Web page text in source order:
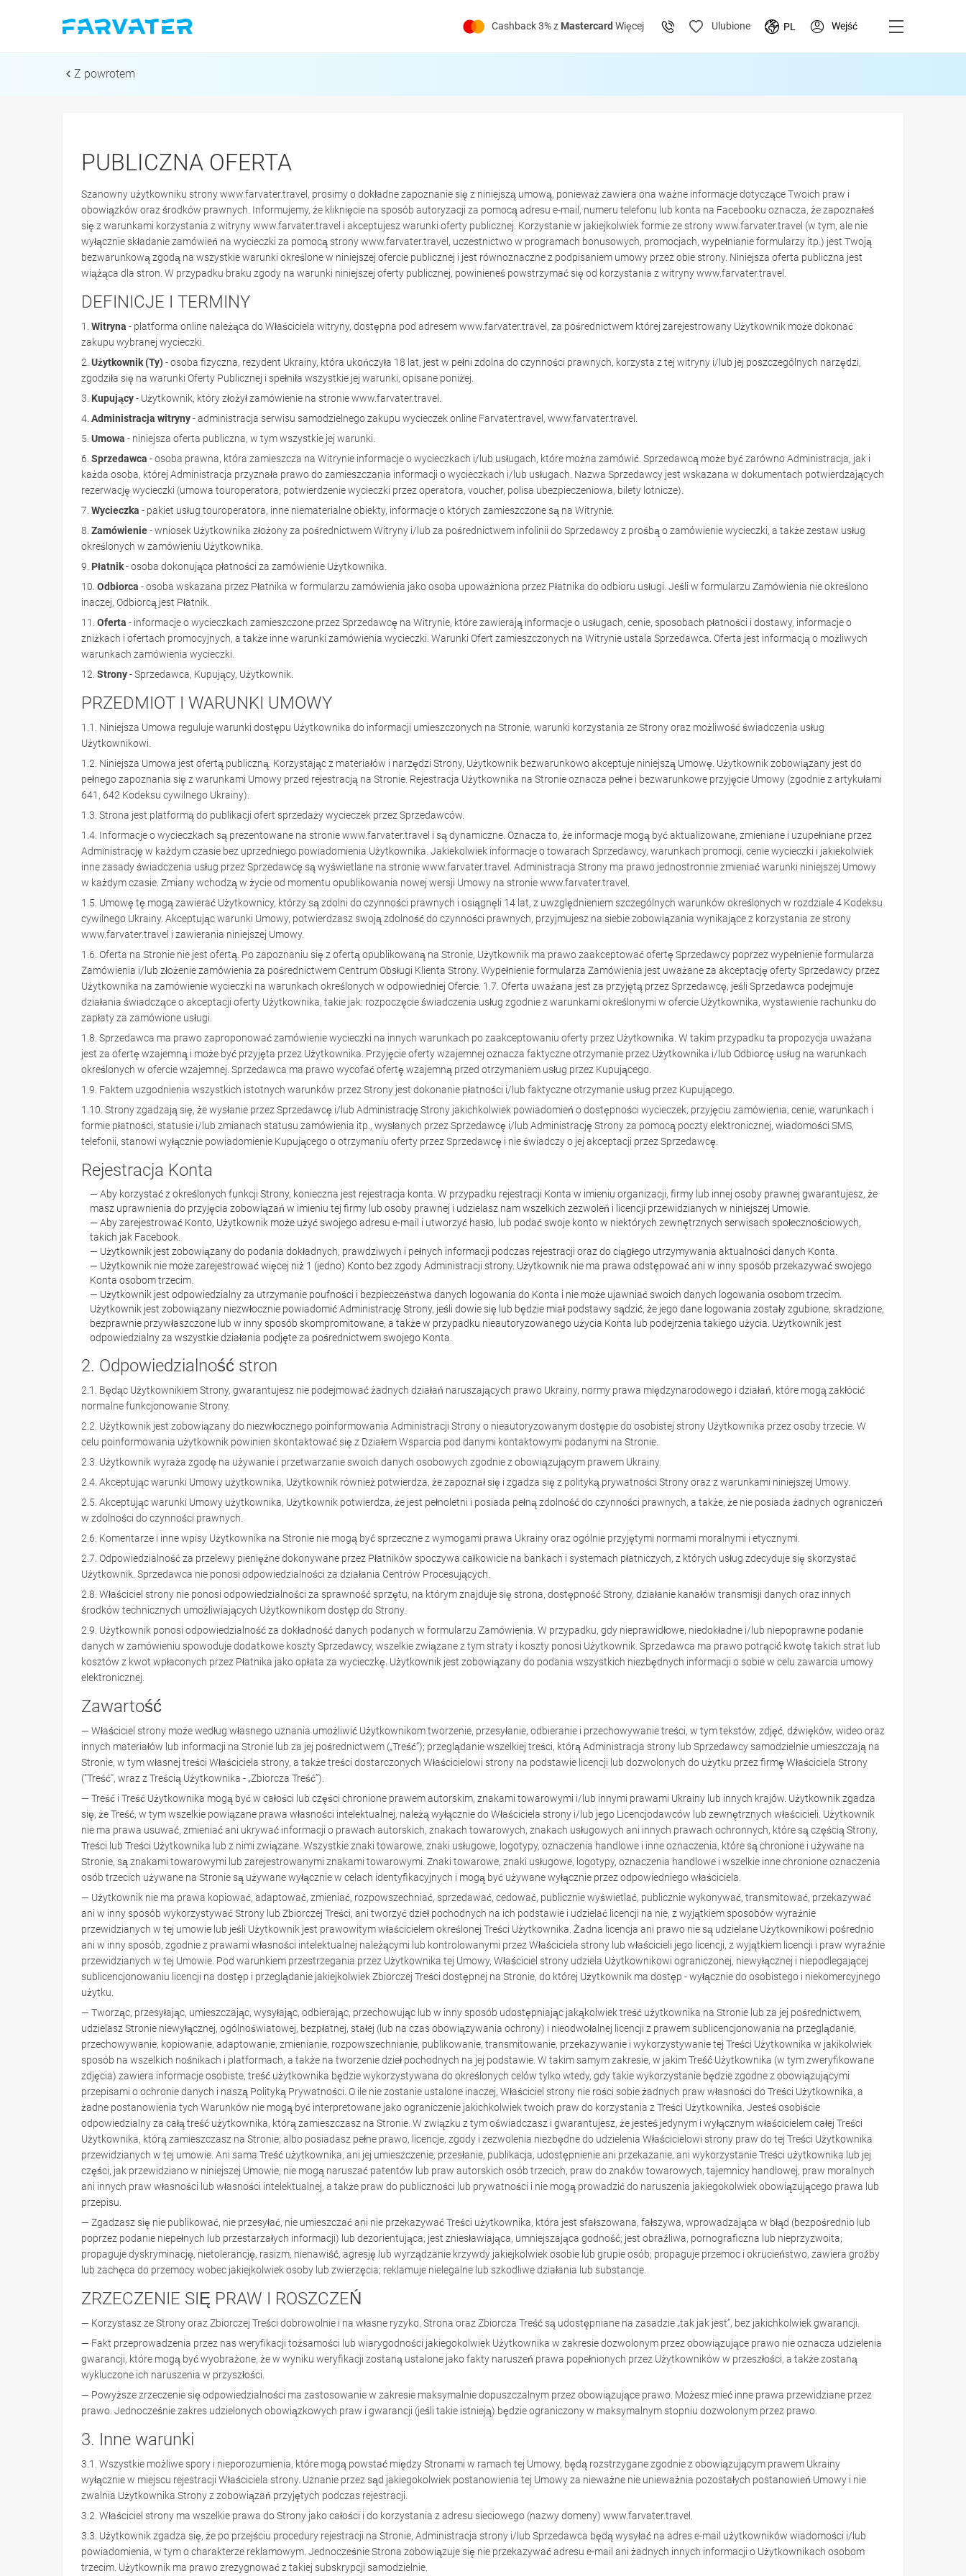
Cashback 3% z Mastercard Więcej Ulubione PL Wejść
Z powrotem
PUBLICZNA OFERTA
Szanowny użytkowniku strony www.farvater.travel, prosimy o dokładne zapoznanie się z niniejszą umową, ponieważ zawiera ona ważne informacje dotyczące Twoich praw i
obowiązków oraz środków prawnych. Informujemy, że kliknięcie na sposób autoryzacji za pomocą adresu e-mail, numeru telefonu lub konta na Facebooku oznacza, że zapoznałeś
się z warunkami korzystania z witryny www.farvater.travel i akceptujesz warunki oferty publicznej. Korzystanie w jakiejkolwiek formie ze strony www.farvater.travel (w tym, ale nie
wyłącznie składanie zamówień na wycieczki za pomocą strony www.farvater.travel, uczestnictwo w programach bonusowych, promocjach, wypełnianie formularzy itp.) jest Twoją
bezwarunkową zgodą na wszystkie warunki określone w niniejszej ofercie publicznej i jest równoznaczne z podpisaniem umowy przez obie strony. Niniejsza oferta publiczna jest
wiążąca dla stron. W przypadku braku zgody na warunki niniejszej oferty publicznej, powinieneś powstrzymać się od korzystania z witryny www.farvater.travel.
DEFINICJE I TERMINY
1. Witryna - platforma online należąca do Właściciela witryny, dostępna pod adresem www.farvater.travel, za pośrednictwem której zarejestrowany Użytkownik może dokonać
zakupu wybranej wycieczki.
2. Użytkownik (Ty)- osoba fizyczna, rezydent Ukrainy, która ukończyła 18 lat, jest w pełni zdolna do czynności prawnych, korzysta z tej witryny i/lub jej poszczególnych narzędzi,
zgodziła się na warunki Oferty Publicznej i spełniła wszystkie jej warunki, opisane poniżej.
3. Kupujący- Użytkownik, który złożył zamówienie na stronie www.farvater.travel.
4. Administracja witryny- administracja serwisu samodzielnego zakupu wycieczek online Farvater.travel, www.farvater.travel.
5. Umowa - niniejsza oferta publiczna, w tym wszystkie jej warunki.
6. Sprzedawca - osoba prawna, która zamieszcza na Witrynie informacje o wycieczkach i/lub usługach, które można zamówić. Sprzedawcą może być zarówno Administracja, jak i
każda osoba, której Administracja przyznała prawo do zamieszczania informacji o wycieczkach i/lub usługach. Nazwa Sprzedawcy jest wskazana w dokumentach potwierdzających
rezerwację wycieczki (umowa touroperatora, potwierdzenie wycieczki przez operatora, voucher, polisa ubezpieczeniowa, bilety lotnicze).
7. Wycieczka - pakiet usług touroperatora, inne niematerialne obiekty, informacje o których zamieszczone są na Witrynie.
8. Zamówienie- wniosek Użytkownika złożony za pośrednictwem Witryny i/lub za pośrednictwem infolinii do Sprzedawcy z prośbą o zamówienie wycieczki, a także zestaw usług
określonych w zamówieniu Użytkownika.
9. Płatnik- osoba dokonująca płatności za zamówienie Użytkownika.
10. Odbiorca - osoba wskazana przez Płatnika w formularzu zamówienia jako osoba upoważniona przez Płatnika do odbioru usługi. Jeśli w formularzu Zamówienia nie określono
inaczej, Odbiorcą jest Płatnik.
11. Oferta - informacje o wycieczkach zamieszczone przez Sprzedawcę na Witrynie, które zawierają informacje o usługach, cenie, sposobach płatności i dostawy, informacje o
zniżkach i ofertach promocyjnych, a także inne warunki zamówienia wycieczki. Warunki Ofert zamieszczonych na Witrynie ustala Sprzedawca. Oferta jest informacją o możliwych
warunkach zamówienia wycieczki.
12. Strony- Sprzedawca, Kupujący, Użytkownik.
PRZEDMIOT I WARUNKI UMOWY
1.1. Niniejsza Umowa reguluje warunki dostępu Użytkownika do informacji umieszczonych na Stronie, warunki korzystania ze Strony oraz możliwość świadczenia usług
Użytkownikowi.
1.2. Niniejsza Umowa jest ofertą publiczną. Korzystając z materiałów i narzędzi Strony, Użytkownik bezwarunkowo akceptuje niniejszą Umowę. Użytkownik zobowiązany jest do
pełnego zapoznania się z warunkami Umowy przed rejestracją na Stronie. Rejestracja Użytkownika na Stronie oznacza pełne i bezwarunkowe przyjęcie Umowy (zgodnie z artykułami
641, 642 Kodeksu cywilnego Ukrainy).
1.3. Strona jest platformą do publikacji ofert sprzedaży wycieczek przez Sprzedawców.
1.4. Informacje o wycieczkach są prezentowane na stronie www.farvater.travel i są dynamiczne. Oznacza to, że informacje mogą być aktualizowane, zmieniane i uzupełniane przez
Administrację w każdym czasie bez uprzedniego powiadomienia Użytkownika. Jakiekolwiek informacje o towarach Sprzedawcy, warunkach promocji, cenie wycieczki i jakiekolwiek
inne zasady świadczenia usług przez Sprzedawcę są wyświetlane na stronie www.farvater.travel. Administracja Strony ma prawo jednostronnie zmieniać warunki niniejszej Umowy
w każdym czasie. Zmiany wchodzą w życie od momentu opublikowania nowej wersji Umowy na stronie www.farvater.travel.
1.5. Umowę tę mogą zawierać Użytkownicy, którzy są zdolni do czynności prawnych i osiągnęli 14 lat, z uwzględnieniem szczególnych warunków określonych w rozdziale 4 Kodeksu
cywilnego Ukrainy. Akceptując warunki Umowy, potwierdzasz swoją zdolność do czynności prawnych, przyjmujesz na siebie zobowiązania wynikające z korzystania ze strony
www.farvater.travel i zawierania niniejszej Umowy.
1.6. Oferta na Stronie nie jest ofertą. Po zapoznaniu się z ofertą opublikowaną na Stronie, Użytkownik ma prawo zaakceptować ofertę Sprzedawcy poprzez wypełnienie formularza
Zamówienia i/lub złożenie zamówienia za pośrednictwem Centrum Obsługi Klienta Strony. Wypełnienie formularza Zamówienia jest uważane za akceptację oferty Sprzedawcy przez
Użytkownika na zamówienie wycieczki na warunkach określonych w odpowiedniej Ofercie. 1.7. Oferta uważana jest za przyjętą przez Sprzedawcę, jeśli Sprzedawca podejmuje
działania świadczące o akceptacji oferty Użytkownika, takie jak: rozpoczęcie świadczenia usług zgodnie z warunkami określonymi w ofercie Użytkownika, wystawienie rachunku do
zapłaty za zamówione usługi.
1.8. Sprzedawca ma prawo zaproponować zamówienie wycieczki na innych warunkach po zaakceptowaniu oferty przez Użytkownika. W takim przypadku ta propozycja uważana
jest za ofertę wzajemną i może być przyjęta przez Użytkownika. Przyjęcie oferty wzajemnej oznacza faktyczne otrzymanie przez Użytkownika i/lub Odbiorcę usług na warunkach
określonych w ofercie wzajemnej. Sprzedawca ma prawo wycofać ofertę wzajemną przed otrzymaniem usług przez Kupującego.
1.9. Faktem uzgodnienia wszystkich istotnych warunków przez Strony jest dokonanie płatności i/lub faktyczne otrzymanie usług przez Kupującego.
1.10. Strony zgadzają się, że wysłanie przez Sprzedawcę i/lub Administrację Strony jakichkolwiek powiadomień o dostępności wycieczek, przyjęciu zamówienia, cenie, warunkach i
formie płatności, statusie i/lub zmianach statusu zamówienia itp., wysłanych przez Sprzedawcę i/lub Administrację Strony za pomocą poczty elektronicznej, wiadomości SMS,
telefonii, stanowi wyłącznie powiadomienie Kupującego o otrzymaniu oferty przez Sprzedawcę i nie świadczy o jej akceptacji przez Sprzedawcę.
Rejestracja Konta
— Aby korzystać z określonych funkcji Strony, konieczna jest rejestracja konta. W przypadku rejestracji Konta w imieniu organizacji, firmy lub innej osoby prawnej gwarantujesz, że
masz uprawnienia do przyjęcia zobowiązań w imieniu tej firmy lub osoby prawnej i udzielasz nam wszelkich zezwoleń i licencji przewidzianych w niniejszej Umowie.
— Aby zarejestrować Konto, Użytkownik może użyć swojego adresu e-mail i utworzyć hasło, lub podać swoje konto w niektórych zewnętrznych serwisach społecznościowych,
takich jak Facebook.
— Użytkownik jest zobowiązany do podania dokładnych, prawdziwych i pełnych informacji podczas rejestracji oraz do ciągłego utrzymywania aktualności danych Konta.
— Użytkownik nie może zarejestrować więcej niż 1 (jedno) Konto bez zgody Administracji strony. Użytkownik nie ma prawa odstępować ani w inny sposób przekazywać swojego
Konta osobom trzecim.
— Użytkownik jest odpowiedzialny za utrzymanie poufności i bezpieczeństwa danych logowania do Konta i nie może ujawniać swoich danych logowania osobom trzecim.
Użytkownik jest zobowiązany niezwłocznie powiadomić Administrację Strony, jeśli dowie się lub będzie miał podstawy sądzić, że jego dane logowania zostały zgubione, skradzione,
bezprawnie przywłaszczone lub w inny sposób skompromitowane, a także w przypadku nieautoryzowanego użycia Konta lub podejrzenia takiego użycia. Użytkownik jest
odpowiedzialny za wszystkie działania podjęte za pośrednictwem swojego Konta.
2. Odpowiedzialność stron
2.1. Będąc Użytkownikiem Strony, gwarantujesz nie podejmować żadnych działań naruszających prawo Ukrainy, normy prawa międzynarodowego i działań, które mogą zakłócić
normalne funkcjonowanie Strony.
2.2. Użytkownik jest zobowiązany do niezwłocznego poinformowania Administracji Strony o nieautoryzowanym dostępie do osobistej strony Użytkownika przez osoby trzecie. W
celu poinformowania użytkownik powinien skontaktować się z Działem Wsparcia pod danymi kontaktowymi podanymi na Stronie.
2.3. Użytkownik wyraża zgodę na używanie i przetwarzanie swoich danych osobowych zgodnie z obowiązującym prawem Ukrainy.
2.4. Akceptując warunki Umowy użytkownika, Użytkownik również potwierdza, że zapoznał się i zgadza się z polityką prywatności Strony oraz z warunkami niniejszej Umowy.
2.5. Akceptując warunki Umowy użytkownika, Użytkownik potwierdza, że jest pełnoletni i posiada pełną zdolność do czynności prawnych, a także, że nie posiada żadnych ograniczeń
w zdolności do czynności prawnych.
2.6. Komentarze i inne wpisy Użytkownika na Stronie nie mogą być sprzeczne z wymogami prawa Ukrainy oraz ogólnie przyjętymi normami moralnymi i etycznymi.
2.7. Odpowiedzialność za przelewy pieniężne dokonywane przez Płatników spoczywa całkowicie na bankach i systemach płatniczych, z których usług zdecyduje się skorzystać
Użytkownik. Sprzedawca nie ponosi odpowiedzialności za działania Centrów Procesujących.
2.8. Właściciel strony nie ponosi odpowiedzialności za sprawność sprzętu, na którym znajduje się strona, dostępność Strony, działanie kanałów transmisji danych oraz innych
środków technicznych umożliwiających Użytkownikom dostęp do Strony.
2.9. Użytkownik ponosi odpowiedzialność za dokładność danych podanych w formularzu Zamówienia. W przypadku, gdy nieprawidłowe, niedokładne i/lub niepoprawne podanie
danych w zamówieniu spowoduje dodatkowe koszty Sprzedawcy, wszelkie związane z tym straty i koszty ponosi Użytkownik. Sprzedawca ma prawo potrącić kwotę takich strat lub
kosztów z kwot wpłaconych przez Płatnika jako opłata za wycieczkę. Użytkownik jest zobowiązany do podania wszystkich niezbędnych informacji o sobie w celu zawarcia umowy
elektronicznej.
Zawartość
— Właściciel strony może według własnego uznania umożliwić Użytkownikom tworzenie, przesyłanie, odbieranie i przechowywanie treści, w tym tekstów, zdjęć, dźwięków, wideo oraz
innych materiałów lub informacji na Stronie lub za jej pośrednictwem („Treść”); przeglądanie wszelkiej treści, którą Administracja strony lub Sprzedawcy samodzielnie umieszczają na
Stronie, w tym własnej treści Właściciela strony, a także treści dostarczonych Właścicielowi strony na podstawie licencji lub dozwolonych do użytku przez firmę Właściciela Strony
("Treść", wraz z Treścią Użytkownika - „Zbiorcza Treść”).
— Treść i Treść Użytkownika mogą być w całości lub części chronione prawem autorskim, znakami towarowymi i/lub innymi prawami Ukrainy lub innych krajów. Użytkownik zgadza
się, że Treść, w tym wszelkie powiązane prawa własności intelektualnej, należą wyłącznie do Właściciela strony i/lub jego Licencjodawców lub zewnętrznych właścicieli. Użytkownik
nie ma prawa usuwać, zmieniać ani ukrywać informacji o prawach autorskich, znakach towarowych, znakach usługowych ani innych prawach ochronnych, które są częścią Strony,
Treści lub Treści Użytkownika lub z nimi związane. Wszystkie znaki towarowe, znaki usługowe, logotypy, oznaczenia handlowe i inne oznaczenia, które są chronione i używane na
Stronie, są znakami towarowymi lub zarejestrowanymi znakami towarowymi. Znaki towarowe, znaki usługowe, logotypy, oznaczenia handlowe i wszelkie inne chronione oznaczenia
osób trzecich używane na Stronie są używane wyłącznie w celach identyfikacyjnych i mogą być używane wyłącznie przez odpowiedniego właściciela.
— Użytkownik nie ma prawa kopiować, adaptować, zmieniać, rozpowszechniać, sprzedawać, cedować, publicznie wyświetlać, publicznie wykonywać, transmitować, przekazywać
ani w inny sposób wykorzystywać Strony lub Zbiorczej Treści, ani tworzyć dzieł pochodnych na ich podstawie i udzielać licencji na nie, z wyjątkiem sposobów wyraźnie
przewidzianych w tej umowie lub jeśli Użytkownik jest prawowitym właścicielem określonej Treści Użytkownika. Żadna licencja ani prawo nie są udzielane Użytkownikowi pośrednio
ani w inny sposób, zgodnie z prawami własności intelektualnej należącymi lub kontrolowanymi przez Właściciela strony lub właścicieli jego licencji, z wyjątkiem licencji i praw wyraźnie
przewidzianych w tej Umowie. Pod warunkiem przestrzegania przez Użytkownika tej Umowy, Właściciel strony udziela Użytkownikowi ograniczonej, niewyłącznej i niepodlegającej
sublicencjonowaniu licencji na dostęp i przeglądanie jakiejkolwiek Zbiorczej Treści dostępnej na Stronie, do której Użytkownik ma dostęp - wyłącznie do osobistego i niekomercyjnego
użytku.
— Tworząc, przesyłając, umieszczając, wysyłając, odbierając, przechowując lub w inny sposób udostępniając jakąkolwiek treść użytkownika na Stronie lub za jej pośrednictwem,
udzielasz Stronie niewyłącznej, ogólnoświatowej, bezpłatnej, stałej (lub na czas obowiązywania ochrony) i nieodwołalnej licencji z prawem sublicencjonowania na przeglądanie,
przechowywanie, kopiowanie, adaptowanie, zmienianie, rozpowszechnianie, publikowanie, transmitowanie, przekazywanie i wykorzystywanie tej Treści Użytkownika w jakikolwiek
sposób na wszelkich nośnikach i platformach, a także na tworzenie dzieł pochodnych na jej podstawie. W takim samym zakresie, w jakim Treść Użytkownika (w tym zweryfikowane
zdjęcia) zawiera informacje osobiste, treść użytkownika będzie wykorzystywana do określonych celów tylko wtedy, gdy takie wykorzystanie będzie zgodne z obowiązującymi
przepisami o ochronie danych i naszą Polityką Prywatności. O ile nie zostanie ustalone inaczej, Właściciel strony nie rości sobie żadnych praw własności do Treści Użytkownika, a
żadne postanowienia tych Warunków nie mogą być interpretowane jako ograniczenie jakichkolwiek twoich praw do korzystania z Treści Użytkownika. Jesteś osobiście
odpowiedzialny za całą treść użytkownika, którą zamieszczasz na Stronie. W związku z tym oświadczasz i gwarantujesz, że jesteś jedynym i wyłącznym właścicielem całej Treści
Użytkownika, którą zamieszczasz na Stronie; albo posiadasz pełne prawo, licencje, zgody i zezwolenia niezbędne do udzielenia Właścicielowi strony praw do tej Treści Użytkownika
przewidzianych w tej umowie. Ani sama Treść użytkownika, ani jej umieszczenie, przesłanie, publikacja, udostępnienie ani przekazanie, ani wykorzystanie Treści użytkownika lub jej
części, jak przewidziano w niniejszej Umowie, nie mogą naruszać patentów lub praw autorskich osób trzecich, praw do znaków towarowych, tajemnicy handlowej, praw moralnych
ani innych praw własności lub własności intelektualnej, a także praw do publiczności lub prywatności i nie mogą prowadzić do naruszenia jakiegokolwiek obowiązującego prawa lub
przepisu.
— Zgadzasz się nie publikować, nie przesyłać, nie umieszczać ani nie przekazywać Treści użytkownika, która jest sfałszowana, fałszywa, wprowadzająca w błąd (bezpośrednio lub
poprzez podanie niepełnych lub przestarzałych informacji) lub dezorientująca; jest zniesławiająca, umniejszająca godność; jest obraźliwa, pornograficzna lub nieprzyzwoita;
propaguje dyskryminację, nietolerancję, rasizm, nienawiść, agresję lub wyrządzanie krzywdy jakiejkolwiek osobie lub grupie osób; propaguje przemoc i okrucieństwo, zawiera groźby
lub zachęca do przemocy wobec jakiejkolwiek osoby lub zwierzęcia; reklamuje nielegalne lub szkodliwe działania lub substancje.
ZRZECZENIE SIĘ PRAW I ROSZCZEŃ
— Korzystasz ze Strony oraz Zbiorczej Treści dobrowolnie i na własne ryzyko. Strona oraz Zbiorcza Treść są udostępniane na zasadzie „tak jak jest”, bez jakichkolwiek gwarancji.
— Fakt przeprowadzenia przez nas weryfikacji tożsamości lub wiarygodności jakiegokolwiek Użytkownika w zakresie dozwolonym przez obowiązujące prawo nie oznacza udzielenia
gwarancji, które mogą być wyobrażone, że w wyniku weryfikacji zostaną ustalone jako fakty naruszeń prawa popełnionych przez Użytkowników w przeszłości, a także zostaną
wykluczone ich naruszenia w przyszłości.
— Powyższe zrzeczenie się odpowiedzialności ma zastosowanie w zakresie maksymalnie dopuszczalnym przez obowiązujące prawo. Możesz mieć inne prawa przewidziane przez
prawo. Jednocześnie zakres udzielonych obowiązkowych praw i gwarancji (jeśli takie istnieją) będzie ograniczony w maksymalnym stopniu dozwolonym przez prawo.
3. Inne warunki
3.1. Wszystkie możliwe spory i nieporozumienia, które mogą powstać między Stronami w ramach tej Umowy, będą rozstrzygane zgodnie z obowiązującym prawem Ukrainy
wyłącznie w miejscu rejestracji Właściciela strony. Uznanie przez sąd jakiegokolwiek postanowienia tej Umowy za nieważne nie unieważnia pozostałych postanowień Umowy i nie
zwalnia Użytkownika Strony z zobowiązań przyjętych podczas rejestracji.
3.2. Właściciel strony ma wszelkie prawa do Strony jako całości i do korzystania z adresu sieciowego (nazwy domeny) www.farvater.travel.
3.3. Użytkownik zgadza się, że po przejściu procedury rejestracji na Stronie, Administracja strony i/lub Sprzedawca będą wysyłać na adres e-mail użytkowników wiadomości i/lub
powiadomienia, w tym o charakterze reklamowym. Jednocześnie Strona zobowiązuje się nie przekazywać adresu e-mail ani żadnych innych informacji o Użytkownikach osobom
trzecim. Użytkownik ma prawo zrezygnować z takiej subskrypcji samodzielnie.